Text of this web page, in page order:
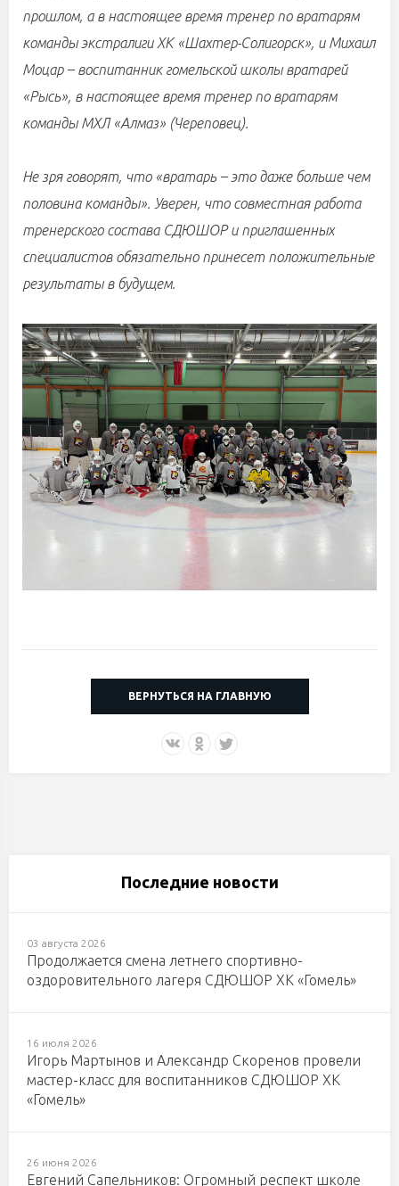
прошлом, а в настоящее время тренер по вратарям
команды экстралиги ХК «Шахтер-Солигорск», и Михаил
Моцар – воспитанник гомельской школы вратарей
«Рысь», в настоящее время тренер по вратарям
команды МХЛ «Алмаз» (Череповец).
Не зря говорят, что «вратарь – это даже больше чем
половина команды». Уверен, что совместная работа
тренерского состава СДЮШОР и приглашенных
специалистов обязательно принесет положительные
результаты в будущем.
ВЕРНУТЬСЯ НА ГЛАВНУЮ
Последние новости
03 августа 2026
Продолжается смена летнего спортивно-
оздоровительного лагеря СДЮШОР ХК «Гомель»
16 июля 2026
Игорь Мартынов и Александр Скоренов провели
мастер-класс для воспитанников СДЮШОР ХК
«Гомель»
26 июня 2026
Евгений Сапельников: Огромный респект школе